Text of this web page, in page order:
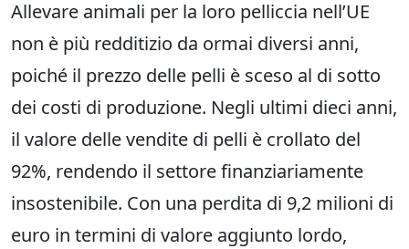
Allevare animali per la loro pelliccia nell’UE
non è più redditizio da ormai diversi anni,
poiché il prezzo delle pelli è sceso al di sotto
dei costi di produzione. Negli ultimi dieci anni,
il valore delle vendite di pelli è crollato del
92%, rendendo il settore finanziariamente
insostenibile. Con una perdita di 9,2 milioni di
euro in termini di valore aggiunto lordo,